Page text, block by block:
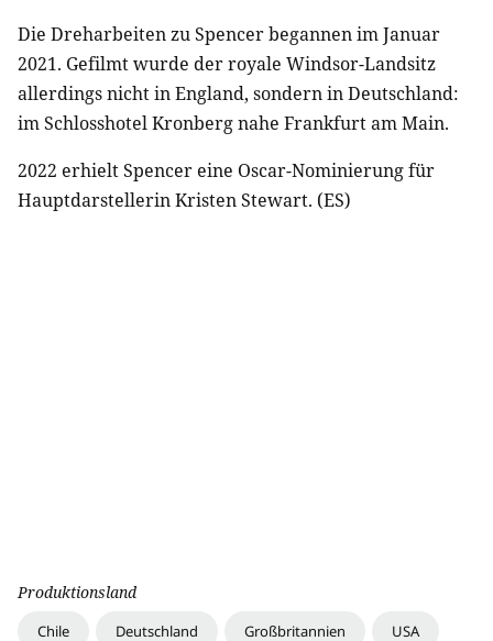
Die Dreharbeiten zu Spencer begannen im Januar
2021. Gefilmt wurde der royale Windsor-Landsitz
allerdings nicht in England, sondern in Deutschland:
im Schlosshotel Kronberg nahe Frankfurt am Main.
2022 erhielt Spencer eine Oscar-Nominierung für
Hauptdarstellerin Kristen Stewart. (ES)
Produktionsland
Chile Deutschland Großbritannien USA